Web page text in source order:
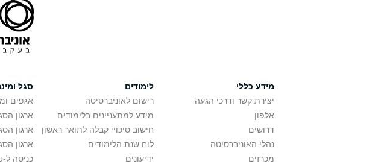
מידע כללי
יצירת קשר ודרכי הגעה
אלפון
דרושים
נהלי האוניברסיטה
מכרזים
לימודים
רישום לאוניברסיטה
מידע למתעניינים בלימודים
חישוב סיכויי קבלה לתואר ראשון
לוח שנת הלימודים
ידיעונים
סגל
אגפים
ארגון
ארגון
ארגון
כניסה ל-My Tau